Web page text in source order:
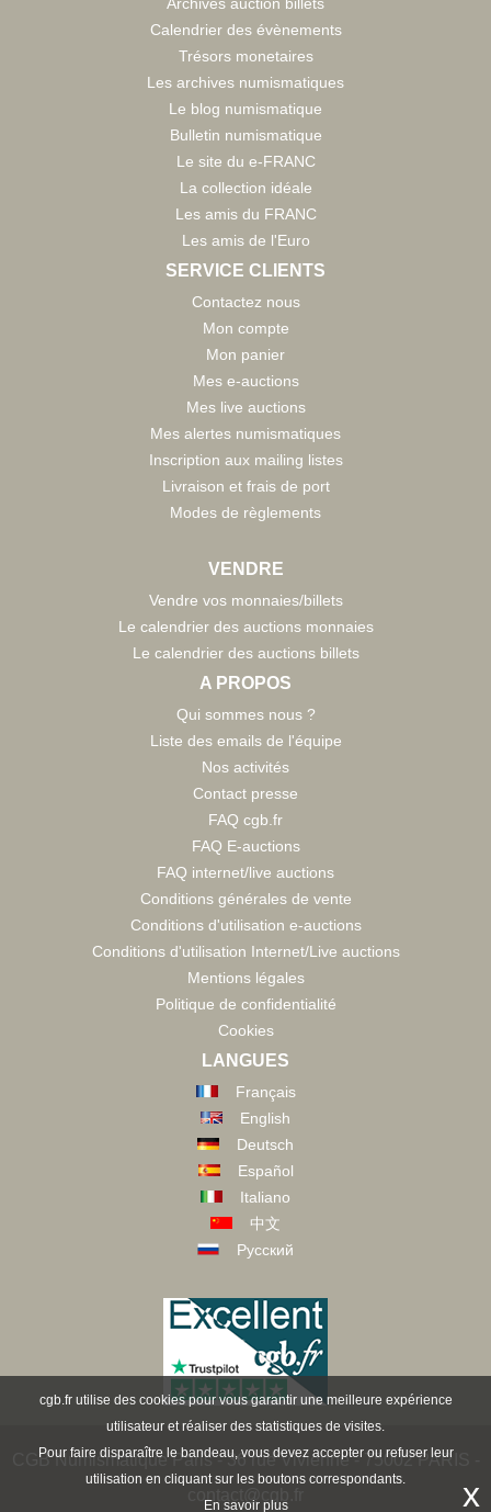
Calendrier des évènements
Trésors monetaires
Les archives numismatiques
Le blog numismatique
Bulletin numismatique
Le site du e-FRANC
La collection idéale
Les amis du FRANC
Les amis de l'Euro
SERVICE CLIENTS
Contactez nous
Mon compte
Mon panier
Mes e-auctions
Mes live auctions
Mes alertes numismatiques
Inscription aux mailing listes
Livraison et frais de port
Modes de règlements
VENDRE
Vendre vos monnaies/billets
Le calendrier des auctions monnaies
Le calendrier des auctions billets
A PROPOS
Qui sommes nous ?
Liste des emails de l'équipe
Nos activités
Contact presse
FAQ cgb.fr
FAQ E-auctions
FAQ internet/live auctions
Conditions générales de vente
Conditions d'utilisation e-auctions
Conditions d'utilisation Internet/Live auctions
Mentions légales
Politique de confidentialité
Cookies
LANGUES
Français
English
Deutsch
Español
Italiano
中文
Русский
CGB Numismatique Paris - 36 rue Vivienne - 75002 PARIS -
cgb.fr utilise des cookies pour vous garantir une meilleure expérience
utilisateur et réaliser des statistiques de visites.
Pour faire disparaître le bandeau, vous devez accepter ou refuser leur
utilisation en cliquant sur les boutons correspondants.
En savoir plus
x